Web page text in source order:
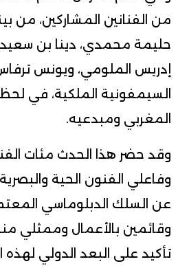
من الفنانين المشاركين، من
حليمة محمدي، دينا بن سعيد،
إدريس الملومي، ويونس ترفاس،
السيمفونية الملكية، في
المغربي ومبدعيه.
وقد حضر هذا الحدث مئات
وفاعلي الفنون الحية
عن السلك الدبلوماسي
وقائمين بالأعمال وممثلي
تأكيد على البعد الدولي لهذه